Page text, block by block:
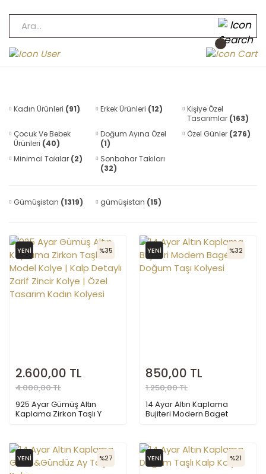
Kadın Ürünleri (91) Erkek Ürünleri (12)
Kişiye Özel
Tasarımlar (163)
Çocuk Ve Bebek
Ürünleri (40)
Doğum Ayına Özel
(1)
Özel Günler (276)
Minimal Takılar (2)
Sonbahar Takıları
(32)
Gümüşistan (1319) gümüşistan (15)
YENİ %35
2.600,00 TL
4.000,00 TL
925 Ayar Gümüş Altın
Kaplama Zirkon Taşlı Y
Tasarım Kadın Kolyesi
YENİ %32
850,00 TL
1.250,00 TL
14 Ayar Altın Kaplama
Bujiteri Modern Baget
YENİ %27 YENİ %21